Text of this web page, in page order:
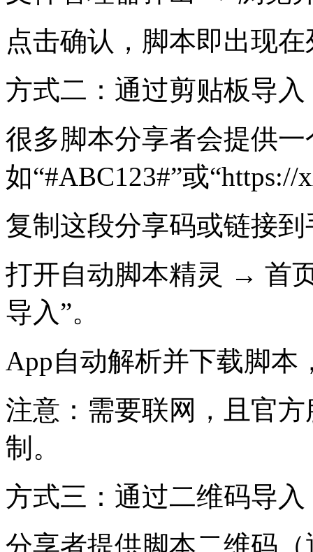
点击确认，脚本即出现
方式二：通过剪贴板导
很多脚本分享者会提供
如“#ABC123#”或“https://
复制这段分享码或链接
打开自动脚本精灵 → 首
导入”。
App自动解析并下载脚本
注意：需要联网，且官
制。
方式三：通过二维码导入
分享者提供脚本二维码